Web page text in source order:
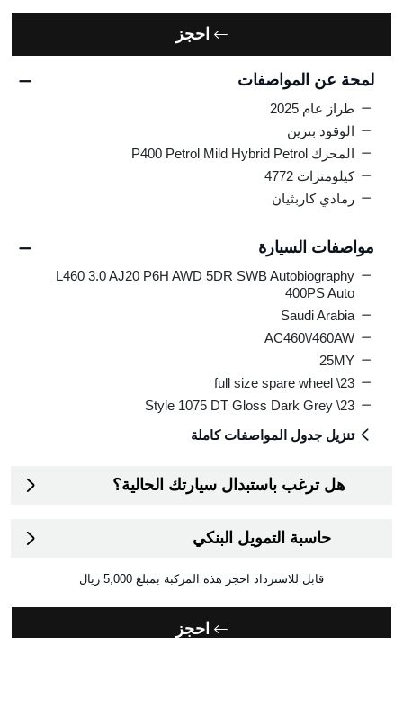
احجز
لمحة عن المواصفات
طراز عام 2025
الوقود بنزين
المحرك P400 Petrol Mild Hybrid Petrol
كيلومترات 4772
رمادي كاربثيان
مواصفات السيارة
L460 3.0 AJ20 P6H AWD 5DR SWB Autobiography
400PS Auto
Saudi Arabia
AC460\/460AW
25MY
23\ full size spare wheel
23\ Style 1075 DT Gloss Dark Grey
تنزيل جدول المواصفات كاملة
هل ترغب باستبدال سيارتك الحالية؟
حاسبة التمويل البنكي
احجز هذه المركبة بمبلغ 5,000 قابل للاسترداد
احجز